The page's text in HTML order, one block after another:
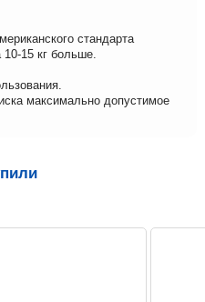
стандарта
15 кг больше.
максимально допустимое